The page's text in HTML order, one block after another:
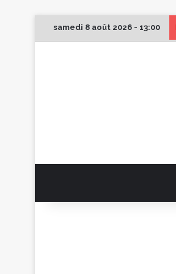
samedi 8 août 2026 - 13:00